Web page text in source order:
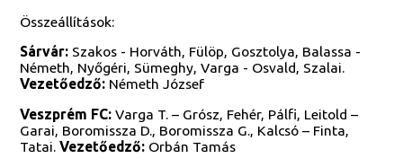
Összeállítások:
Sárvár: Szakos - Horváth, Fülöp, Gosztolya, Balassa -
Németh, Nyőgéri, Sümeghy, Varga - Osvald, Szalai.
Vezetőedző: Németh József
Veszprém FC:Varga T. – Grósz, Fehér, Pálfi, Leitold –
Garai, Boromissza D., Boromissza G., Kalcsó – Finta,
Tatai.Vezetőedző: Orbán Tamás